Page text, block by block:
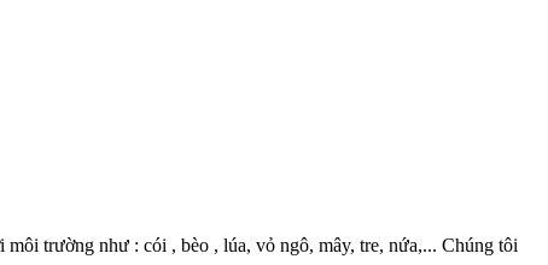
trường như : cói , bèo , lúa, vỏ ngô, mây, tre, nứa,... Chúng tôi